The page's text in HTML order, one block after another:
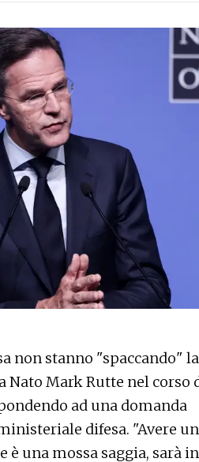
non stanno "spaccando"
Nato Mark Rutte nel corso
ad una domanda
difesa. "Avere
una mossa saggia, sarà in